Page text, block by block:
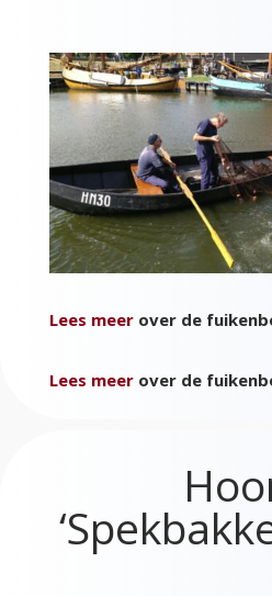
Lees meer over de
Lees meerover de